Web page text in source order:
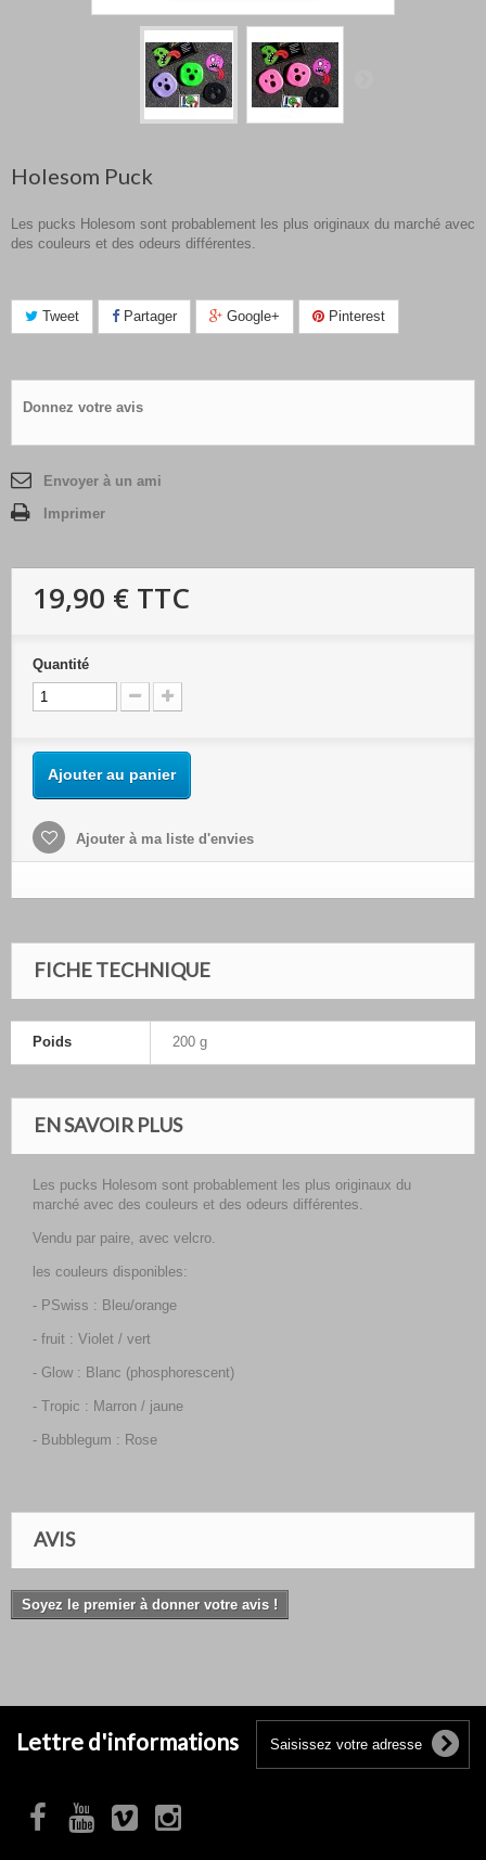
Holesom Puck
Les pucks Holesom sont probablement les plus originaux du marché avec
des couleurs et des odeurs différentes.
Tweet Partager Google+ Pinterest
Donnez votre avis
Envoyer à un ami
Imprimer
19,90 € TTC
Quantité
Ajouter au panier
Ajouter à ma liste d'envies
FICHE TECHNIQUE
Poids 200 g
EN SAVOIR PLUS
Les pucks Holesom sont probablement les plus originaux du
marché avec des couleurs et des odeurs différentes.
Vendu par paire, avec velcro.
les couleurs disponibles:
- PSwiss : Bleu/orange
- fruit : Violet / vert
- Glow : Blanc (phosphorescent)
- Tropic : Marron / jaune
- Bubblegum : Rose
AVIS
Soyez le premier à donner votre avis !
Lettre d'informations